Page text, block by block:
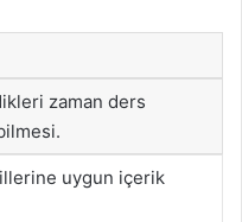
zaman ders
uygun içerik